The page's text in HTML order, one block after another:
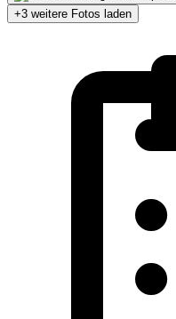
+3 weitere Fotos laden